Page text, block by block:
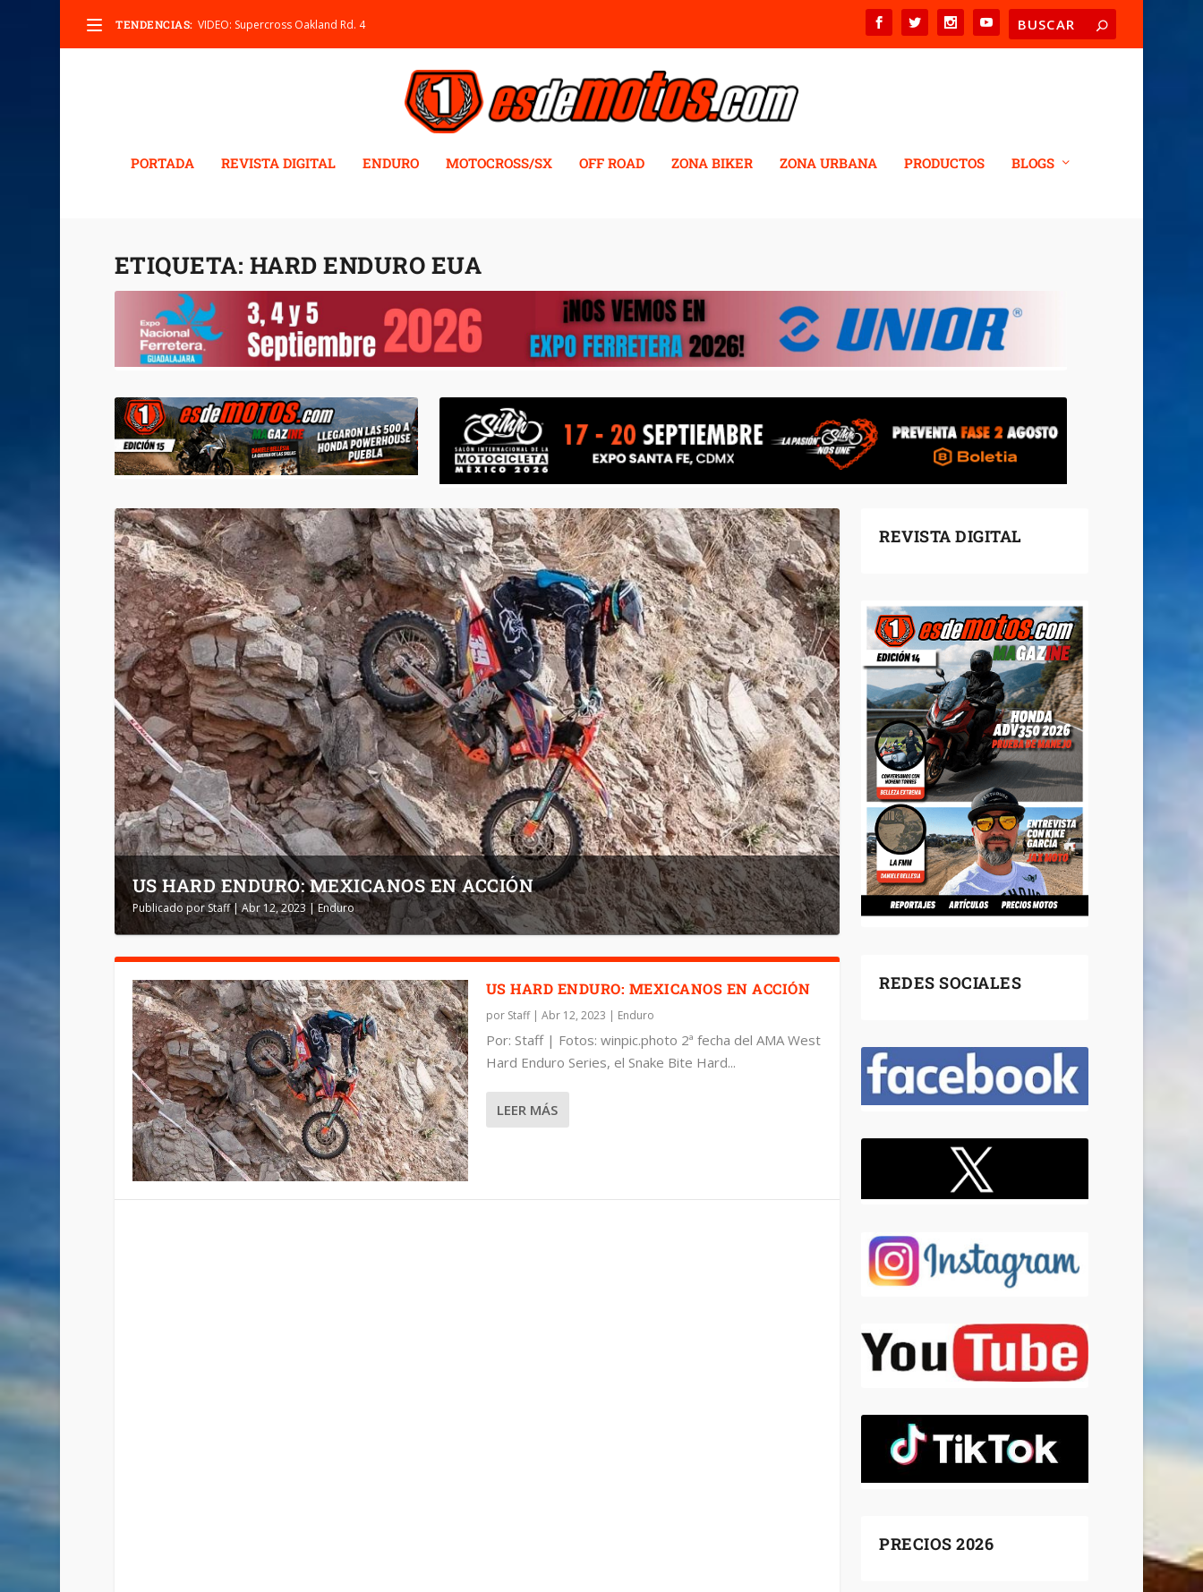
TENDENCIAS: VIDEO: Supercross Oakland Rd. 4
PORTADA REVISTA DIGITAL ENDURO MOTOCROSS/SX OFF ROAD ZONA BIKER ZONA URBANA PRODUCTOS BLOGS
ETIQUETA: HARD ENDURO EUA
US HARD ENDURO: MEXICANOS EN ACCIÓN
Publicado porStaff|Abr 12, 2023 |Enduro
US HARD ENDURO: MEXICANOS EN ACCIÓN
por Staff| Abr 12, 2023 | Enduro
Por: Staff | Fotos: winpic.photo 2ª fecha del AMA West
Hard Enduro Series, el Snake Bite Hard...
LEER MÁS
REVISTA DIGITAL
REDES SOCIALES
PRECIOS 2026